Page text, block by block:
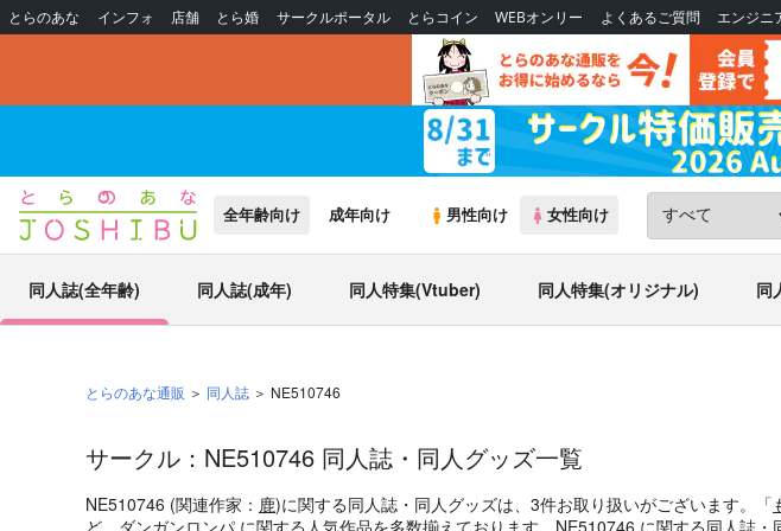
とらのあな インフォ 店舗 とら婚 サークルポータル とらコイン WEBオンリー よくあるご質問 エンジニ
全年齢向け 成年向け 男性向け 女性向け
同人誌(全年齢) 同人誌(成年) 同人特集(Vtuber) 同人特集(オリジナル) 同
とらのあな通販 同人誌 NE510746
サークル：NE510746 同人誌・同人グッズ一覧
NE510746 (関連作家： 鹿)に関する同人誌・同人グッズは、3件お取り扱いがございます。「
ど、 ダンガンロンパ に関する人気作品を多数揃えております。NE510746 に関する同人誌・